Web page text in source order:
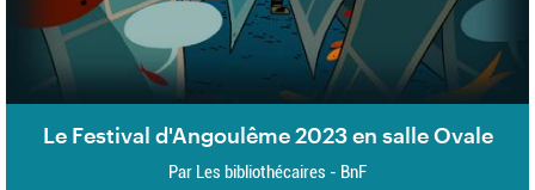
Le Festival d'Angoulême 2023 en salle Ovale
Par Les bibliothécaires - BnF